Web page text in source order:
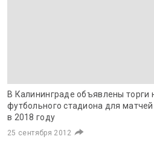
В Калининграде объявлены торги
футбольного стадиона для
в 2018 году
25 сентября 2012